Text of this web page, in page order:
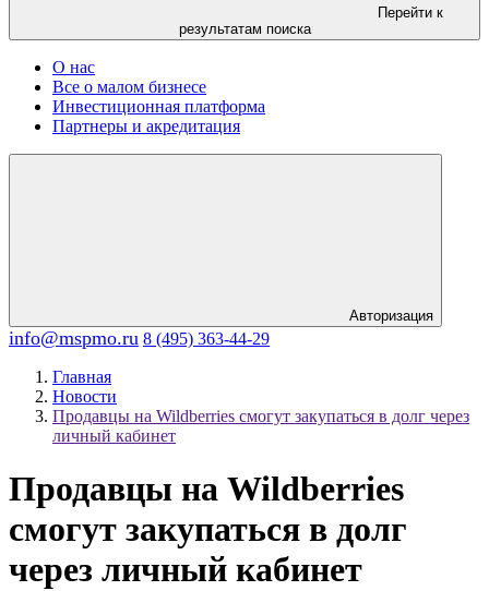
Перейти к
результатам поиска
О нас
Все о малом бизнесе
Инвестиционная платформа
Партнеры и акредитация
Авторизация
info@mspmo.ru 8 (495) 363-44-29
Главная
Новости
Продавцы на Wildberries смогут закупаться в долг через
личный кабинет
Продавцы на Wildberries
смогут закупаться в долг
через личный кабинет